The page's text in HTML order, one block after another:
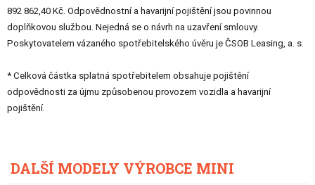
892 862,40 Kč. Odpovědnostní a havarijní pojištění jsou povinnou
doplňkovou službou. Nejedná se o návrh na uzavření smlouvy.
Poskytovatelem vázaného spotřebitelského úvěru je ČSOB Leasing, a. s.
* Celková částka splatná spotřebitelem obsahuje pojištění
odpovědnosti za újmu způsobenou provozem vozidla a havarijní
pojištění.
DALŠÍ MODELY VÝROBCE MINI